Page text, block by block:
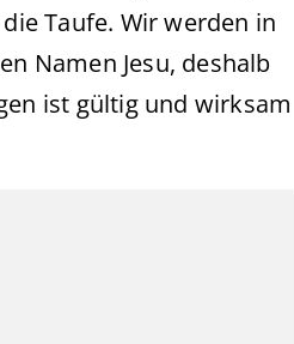
Taufe. Wir werden in
Namen Jesu, deshalb
ist gültig und wirksam